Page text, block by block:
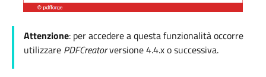
Attenzione: per accedere a questa funzionalità occorre
utilizzare PDFCreatorversione 4.4.x o successiva.